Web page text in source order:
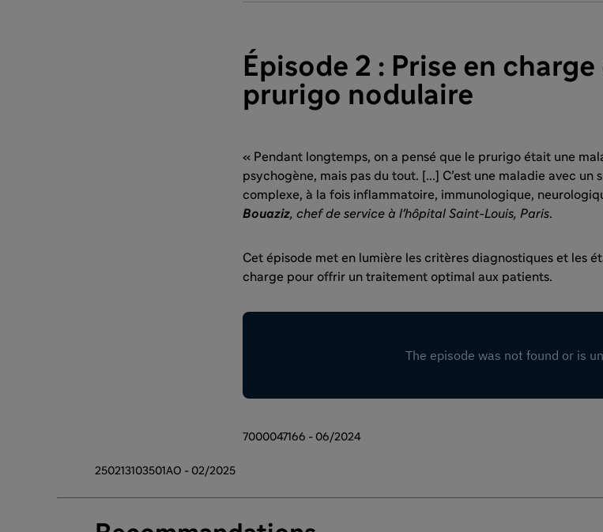
Épisode 2 : Prise en
prurigo nodulaire
« Pendant longtemps, on a pensé que le prurigo était une
psychogène, mais pas du tout. [...] C’est une maladie avec
complexe, à la fois inflammatoire, immunologique,
Bouaziz, chef de service à l'hôpital Saint-Louis, Paris.
Cet épisode met en lumière les critères diagnostiques et les
charge pour offrir un traitement optimal aux patients.
7000047166 - 06/2024
250213103501AO - 02/2025